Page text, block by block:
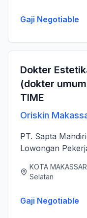
Gaji Negotiable
Dokter
(dokter
TIME
Oriskin
PT. Sapta
Lowongan
jawab
KOTA
Selatan
Gaji Negotiable